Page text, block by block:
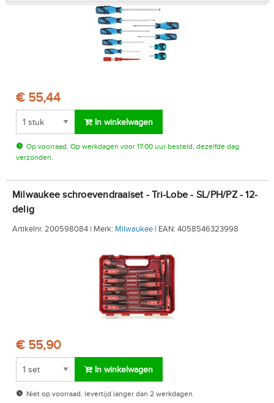
€ 55,44
In winkelwagen
Op voorraad. Op werkdagen voor 17.00 uur besteld, dezelfde dag
verzonden.
Milwaukee schroevendraaiset - Tri-Lobe - SL/PH/PZ - 12-
delig
Artikelnr. 200598084 | Merk: Milwaukee | EAN: 4058546323998
€ 55,90
In winkelwagen
Niet op voorraad, levertijd langer dan 2 werkdagen.